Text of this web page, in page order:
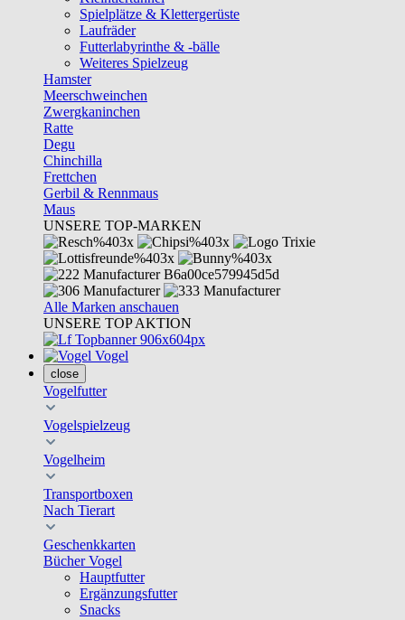
Spielplätze & Klettergerüste
Laufräder
Futterlabyrinthe & -bälle
Weiteres Spielzeug
Hamster
Meerschweinchen
Zwergkaninchen
Ratte
Degu
Chinchilla
Frettchen
Gerbil & Rennmaus
Maus
UNSERE TOP-MARKEN
Alle Marken anschauen
UNSERE TOP AKTION
Vogel
close
Vogelfutter
Vogelspielzeug
Vogelheim
Transportboxen
Nach Tierart
Geschenkkarten
Bücher Vogel
Hauptfutter
Ergänzungsfutter
Snacks